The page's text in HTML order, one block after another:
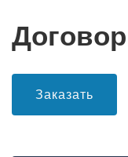
Заказать